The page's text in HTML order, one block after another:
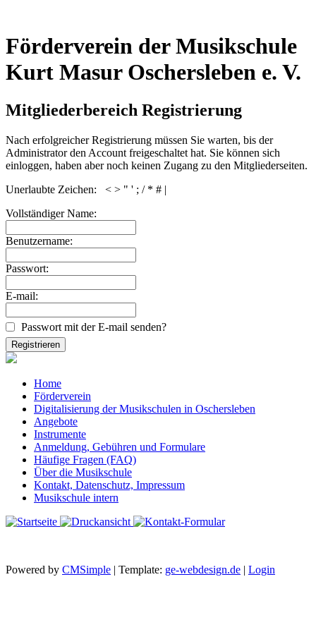
Förderverein der Musikschule
Kurt Masur Oschersleben e. V.
Mitgliederbereich Registrierung
Nach erfolgreicher Registrierung müssen Sie warten, bis der
Administrator den Account freigeschaltet hat. Sie können sich
einloggen, haben aber noch keinen Zugang zu den Mitgliederseiten.
Unerlaubte Zeichen: < > " ' ; / * # |
Vollständiger Name:
Benutzername:
Passwort:
E-mail:
Passwort mit der E-mail senden?
Home
Förderverein
Digitalisierung der Musikschulen in Oschersleben
Angebote
Instrumente
Anmeldung, Gebühren und Formulare
Häufige Fragen (FAQ)
Über die Musikschule
Kontakt, Datenschutz, Impressum
Musikschule intern
Powered by CMSimple | Template: ge-webdesign.de | Login